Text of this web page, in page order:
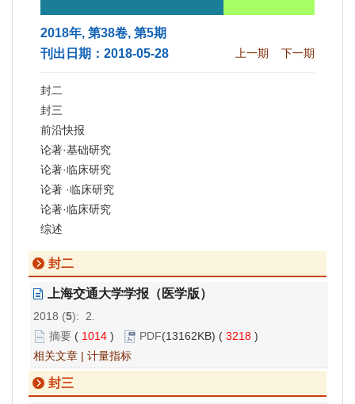
2018年, 第38卷, 第5期
刊出日期：2018-05-28
上一期 下一期
封二
封三
前沿快报
论著·基础研究
论著·临床研究
论著 ·临床研究
论著·临床研究
综述
封二
上海交通大学学报（医学版）
2018 (5): 2.
摘要 ( 1014 ) PDF(13162KB) ( 3218 )
相关文章 | 计量指标
封三